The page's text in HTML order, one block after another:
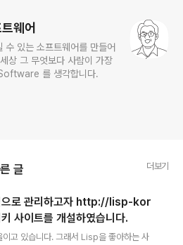
웨어
수 있는 소프트웨어를 만들어
상 그 무엇보다 사람이 가장
를 생각합니다.
글 더보기
으로 관리하고자 http://lisp-kor
이트를 개설하였습니다.
고 있습니다. 그래서 Lisp을 좋아하는 사